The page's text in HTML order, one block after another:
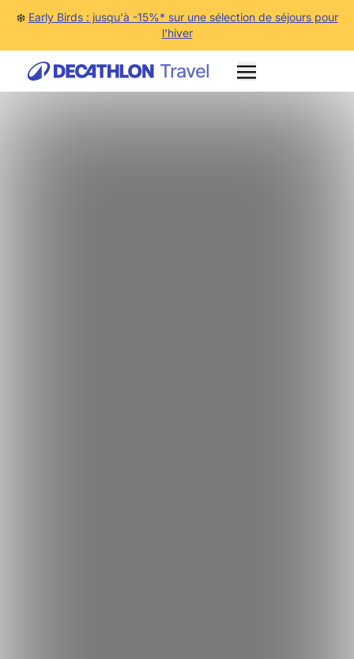
❄️ Early Birds : jusqu'à -15%* sur une sélection de séjours pour
l'hiver